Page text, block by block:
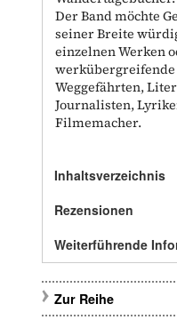
Der Band möchte
seiner Breite
einzelnen Werken
werkübergreifende
Weggefährten,
Journalisten,
Filmemacher.
Inhaltsverzeichnis
Rezensionen
Weiterführende
Zur Reihe